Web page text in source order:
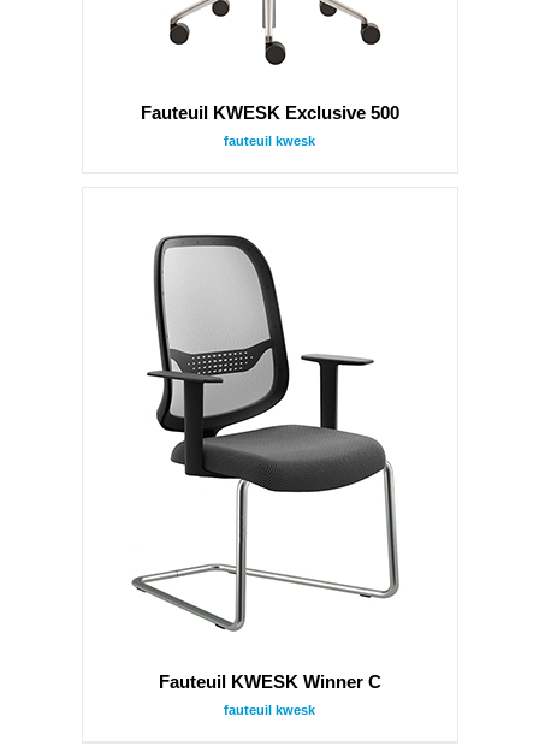
Fauteuil KWESK Exclusive 500
fauteuil kwesk
Fauteuil KWESK Winner C
fauteuil kwesk